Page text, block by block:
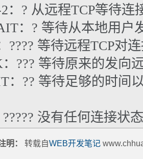
：? 从远程TCP等待连
：? 等待从本地用户
???? 等待远程TCP对
??? 等待原来的发向
：?? 等待足够的时间
没有任何连接状态
明： 转载自WEB开发笔记